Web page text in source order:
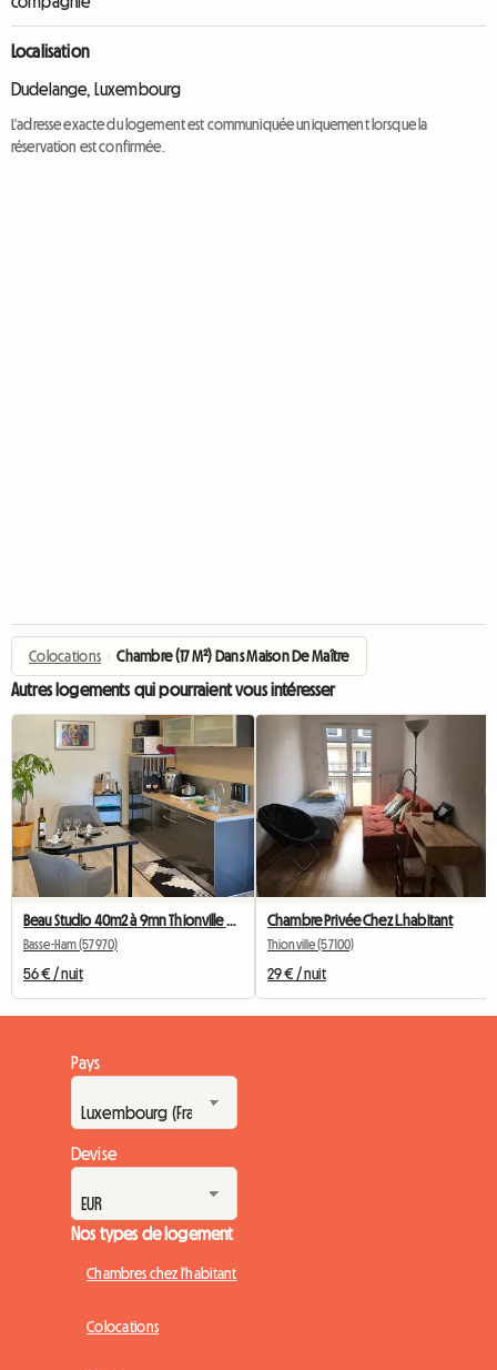
Localisation
Dudelange, Luxembourg
L'adresse exacte du logement est communiquée uniquement lorsque la
réservation est confirmée.
Colocations › Chambre (17 M²) Dans Maison De Maître
Autres logements qui pourraient vous intéresser
Basse-Ham (57970)
56 € / nuit
Chambre Privée Chez L.habitant
Thionville (57100)
29 € / nuit
Pays
Devise
Nos types de logement
Chambres chez l'habitant
Colocations